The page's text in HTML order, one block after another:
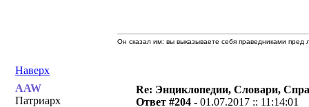
Наверх
Он сказал им: вы выказываете себя праведниками
AAW
Патриарх
Re: Энциклопедии, Словари,
Ответ #204 -01.07.2017 :: 11:14:01